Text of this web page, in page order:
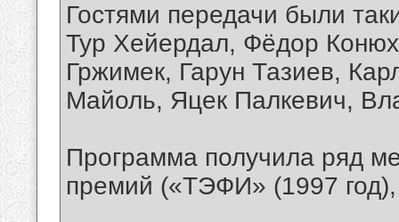
Гостями передачи были
Тур Хейердал, Фёдор
Гржимек, Гарун Тазиев,
Майоль, Яцек Палкевич,
Программа получила ряд
премий («ТЭФИ» (1997